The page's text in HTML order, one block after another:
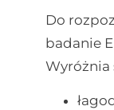
Do
badanie
Wyróżnia